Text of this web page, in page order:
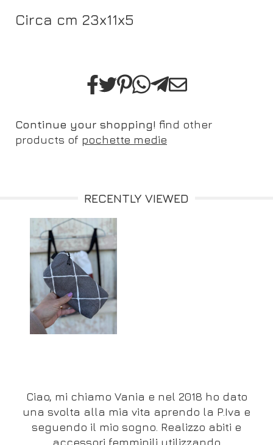
Circa cm 23x11x5
Continue your shopping! find other
products of pochette medie
RECENTLY VIEWED
Ciao, mi chiamo Vania e nel 2018 ho dato
una svolta alla mia vita aprendo la P.Iva e
seguendo il mio sogno. Realizzo abiti e
accessori femminili utilizzando